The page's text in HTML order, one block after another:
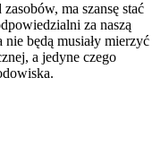
ma szansę stać
za naszą
będą musiały mierzyć
a jedyne czego